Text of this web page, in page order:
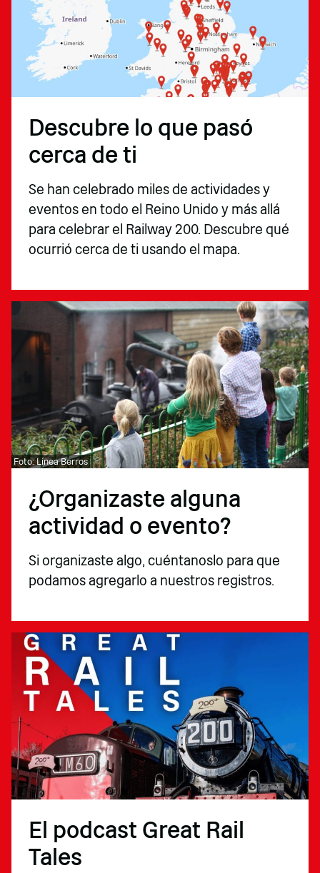
Descubre lo que pasó
cerca de ti
Se han celebrado miles de actividades y
eventos en todo el Reino Unido y más allá
para celebrar el Railway 200. Descubre qué
ocurrió cerca de ti usando el mapa.
Foto: Línea Berros
¿Organizaste alguna
actividad o evento?
Si organizaste algo, cuéntanoslo para que
podamos agregarlo a nuestros registros.
El podcast Great Rail
Tales